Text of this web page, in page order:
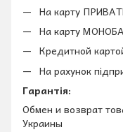
На карту
На карту
Кредитной
На рахунок
Гарантія:
Обмен и возврат
Украины